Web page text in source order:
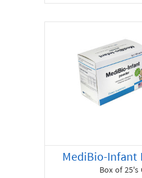
MediBio-Infant
Box of 25's